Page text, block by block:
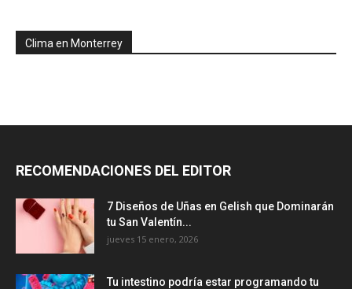
Clima en Monterrey
RECOMENDACIONES DEL EDITOR
7 Diseños de Uñas en Gelish que Dominarán
tu San Valentín...
jueves 15 enero, 2026
Tu intestino podría estar programando tu